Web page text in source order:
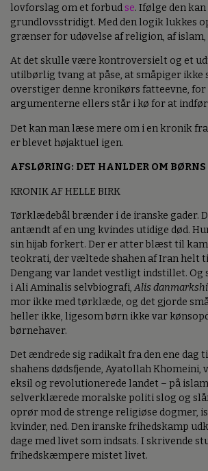
lovforslag om et forbud se. Ifølge den
grundlovsstridigt. Med den logik lukkes
grænser for udøvelse af religion, af islam,
At det skulle være kontroversielt og et
utilbørlig tvang at påse, at småpiger ikke
overstiger denne kronikørs fatteevne, for
argumenterne ellers står i kø for at
Det kan man læse mere om i en kronik
er blevet højaktuel igen.
AFSLØRING: DET HANLDER OM BØRNS
KRONIK AF HELLE BIRK
Tørklædebål brænder i de iranske gader.
antændt af en ung kvindes utidige død.
sin hijab forkert. Der er atter blæst til
teokrati, der væltede shahen af Iran helt
Dengang var landet vestligt indstillet. Og
i Ali Aminalis selvbiografi,Alis
mor ikke med tørklæde, og det gjorde
heller ikke, ligesom børn ikke var
børnehaver.
Det ændrede sig radikalt fra den ene dag
shahens dødsfjende, Ayatollah Khomeini,
eksil og revolutionerede landet – på
selverklærede moralske politi slog og
oprør mod de strenge religiøse dogmer,
kvinder, ned. Den iranske frihedskamp
dage med livet som indsats. I skrivende
frihedskæmpere mistet livet.